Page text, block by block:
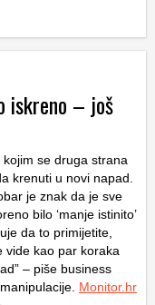
iskreno – još
kojim se druga strana
krenuti u novi napad.
je znak da je sve
bilo ‘manje istinito’
da to primijetite,
vide kao par koraka
– piše business
Monitor.hr